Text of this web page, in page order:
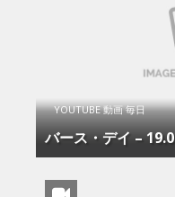
YOUTUBE 動画 毎日
バース・デイ –